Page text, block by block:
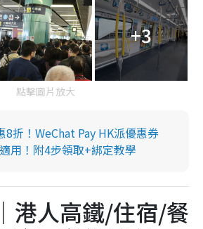
+3
點擊圖片放大
8折！WeChat Pay HK派優惠券
用！附4步領取+綁定教學
港人高鐵/住宿/餐